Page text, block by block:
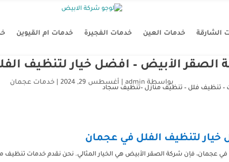
الشارقة خدمات العين خدمات الفجيرة خدمات ام القيوين
الصقر الأبيض – أفضل خيار لتنظيف
بواسطة admin أغسطس 29, 2024 |خدمات عجمان
لتنظيف الفلل في عجمان
عجمان، فإن شركة الصقر الأبيض هي الخيار المثالي. نحن نقدم خدمات تنظيف